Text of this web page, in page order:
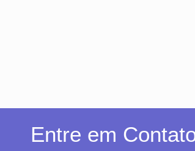
Entre em